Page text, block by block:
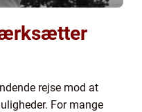
rejse mod at
For mange